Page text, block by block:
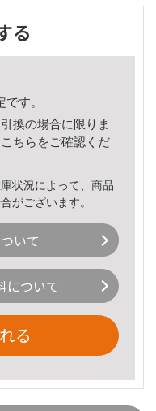
る
す。
換の場合に限りま
こちら をご確認くだ
状況によって、商品
がございます。
いて
について
る